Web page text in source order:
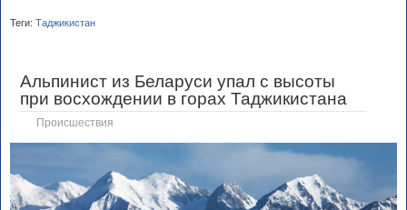
Теги: Таджикистан
Альпинист из Беларуси упал с высоты
при восхождении в горах Таджикистана
Происшествия